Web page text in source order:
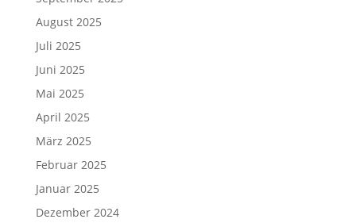
August 2025
Juli 2025
Juni 2025
Mai 2025
April 2025
März 2025
Februar 2025
Januar 2025
Dezember 2024